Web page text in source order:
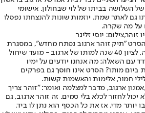
של השלושה בביתו של לוי שבחולון. אישומי
גם לאתר שמת. יוזמות שונות להנצחתו נפסלו
על מה שקרה.
זוהר,צילום: יוסי זליגר
ישודר ב"קשת 12" הסרט "תיק זוהר ארגוב נפתח מחדש", במסגרת
פרוייקט מיוחד של חשיפה, לציון 40 שנה למותו של ארגוב - מועד שיחול
עם השאלה: מה אנחנו יודעים על ימיו
מותו? הסרט אינו חוסך גם בפרקים
חמור, אלימות והאשמות קשות.
אמנון ארגוב, מדבר למצלמה ואומר: "זוהר צריך
לחזור לכלא בלי סמים. זה זוהר ארגוב, גם
יותר מדי. אז את כל הכסף הוא נתן לו ביד.